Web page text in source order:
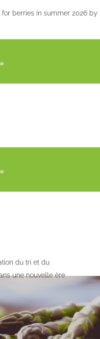
berries in summer 2026 by
du tri et du
une nouvelle ère